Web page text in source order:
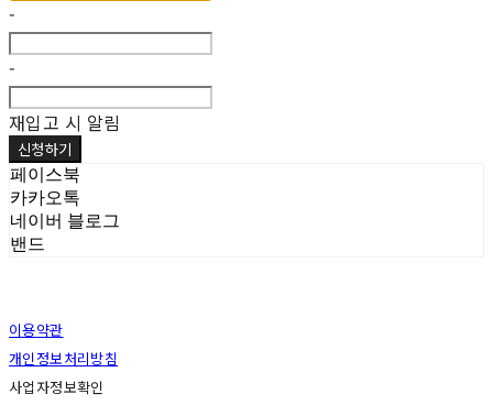
-
-
재입고 시 알림
신청하기
페이스북
카카오톡
네이버 블로그
밴드
이용약관
개인정보처리방침
사업자정보확인